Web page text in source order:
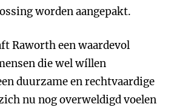
worden aangepakt.
Raworth een waardevol
die wel wíllen
duurzame en rechtvaardige
nu nog overweldigd voelen